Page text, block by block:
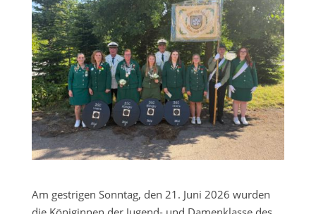
Am gestrigen Sonntag, den 21. Juni 2026 wurden